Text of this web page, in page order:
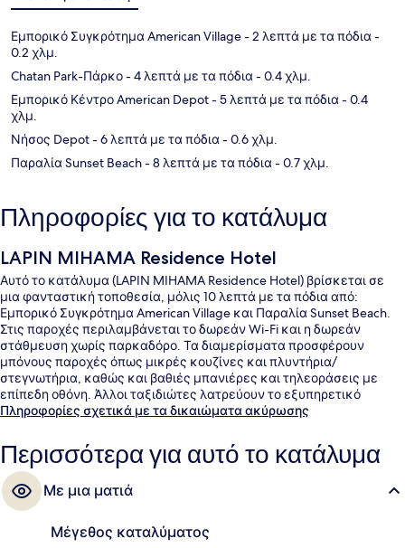
Εμπορικό Συγκρότημα American Village- 2 λεπτά με τα πόδια-
0.2 χλμ.
Chatan Park-Πάρκο- 4 λεπτά με τα πόδια- 0.4 χλμ.
Εμπορικό Κέντρο American Depot- 5 λεπτά με τα πόδια- 0.4
χλμ.
Νήσος Depot- 6 λεπτά με τα πόδια- 0.6 χλμ.
Παραλία Sunset Beach- 8 λεπτά με τα πόδια- 0.7 χλμ.
Πληροφορίες για το κατάλυμα
LAPIN MIHAMA Residence Hotel
Αυτό το κατάλυμα (LAPIN MIHAMA Residence Hotel) βρίσκεται σε
μια φανταστική τοποθεσία, μόλις 10 λεπτά με τα πόδια από:
Εμπορικό Συγκρότημα American Village και Παραλία Sunset Beach.
Στις παροχές περιλαμβάνεται το δωρεάν Wi-Fi και η δωρεάν
στάθμευση χωρίς παρκαδόρο. Τα διαμερίσματα προσφέρουν
μπόνους παροχές όπως μικρές κουζίνες και πλυντήρια/
στεγνωτήρια, καθώς και βαθιές μπανιέρες και τηλεοράσεις με
επίπεδη οθόνη. Άλλοι ταξιδιώτες λατρεύουν το εξυπηρετικό
προσωπικό.
Πληροφορίες σχετικά με τα δικαιώματα ακύρωσης
Περισσότερα για αυτό το κατάλυμα
Με μια ματιά
Μέγεθος καταλύματος